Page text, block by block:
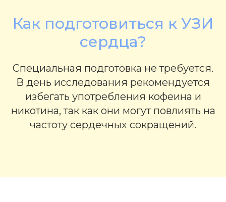
Как подготовиться к УЗИ
сердца?
Специальная подготовка не требуется.
В день исследования рекомендуется
избегать употребления кофеина и
никотина, так как они могут повлиять на
частоту сердечных сокращений.